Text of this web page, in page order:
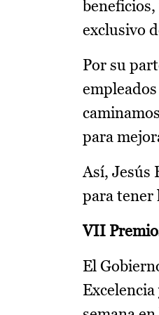
exclusivo
Por su
para
Así, Jesús
para tener
VII
El